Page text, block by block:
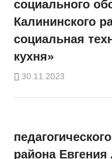
социального
Калининского
социальная
кухня»
30.11.2023
района